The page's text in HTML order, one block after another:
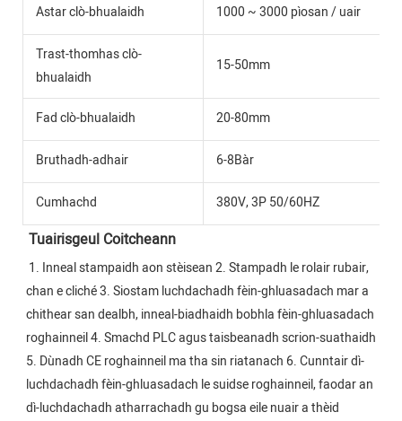
Astar clò-bhualaidh 1000 ~ 3000 pìosan / uair
Trast-thomhas clò-
bhualaidh
15-50mm
Fad clò-bhualaidh 20-80mm
Bruthadh-adhair 6-8Bàr
Cumhachd 380V, 3P 50/60HZ
Tuairisgeul Coitcheann
1. Inneal stampaidh aon stèisean 2. Stampadh le rolair rubair,
chan e cliché 3. Siostam luchdachadh fèin-ghluasadach mar a
chithear san dealbh, inneal-biadhaidh bobhla fèin-ghluasadach
roghainneil 4. Smachd PLC agus taisbeanadh scrion-suathaidh
5. Dùnadh CE roghainneil ma tha sin riatanach 6. Cunntair dì-
luchdachadh fèin-ghluasadach le suidse roghainneil, faodar an
dì-luchdachadh atharrachadh gu bogsa eile nuair a thèid